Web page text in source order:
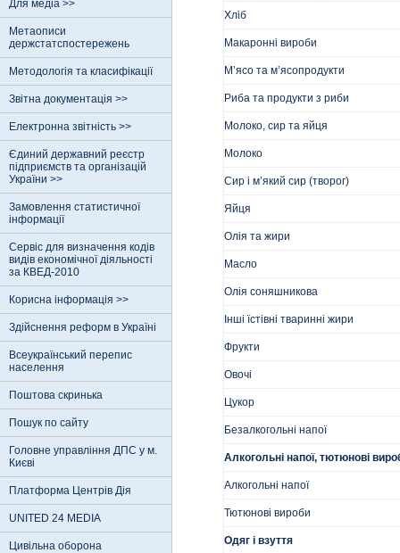
Для медіа >>
Метаописи
держстатспостережень
Методологія та класифікації
Звітна документація >>
Електронна звітність >>
Єдиний державний реєстр
пiдприємств та органiзацiй
України >>
Замовлення статистичної
інформації
Сервіс для визначення кодів
видів економічної діяльності
за КВЕД-2010
Корисна інформація >>
Здійснення реформ в Україні
Всеукраїнський перепис
населення
Поштова скринька
Пошук по сайту
Головне управління ДПС у м.
Києві
Платформа Центрів Дія
UNITED 24 MEDIA
Цивільна оборона
Хліб
Макаронні вироби
М’ясо та м’ясопродукти
Риба та продукти з риби
Молоко, сир та яйця
Молоко
Сир і м’який сир (творог)
Яйця
Олія та жири
Масло
Олія соняшникова
Інші їстівні тваринні жири
Фрукти
Овочі
Цукор
Безалкогольні напої
Алкогольні напої, тютюнові
Алкогольні напої
Тютюнові вироби
Одяг і взуття